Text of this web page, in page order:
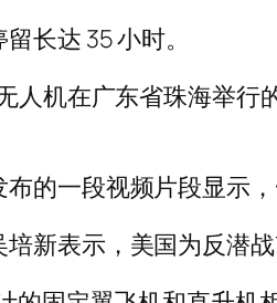
长达 35 小时。
人机在广东省珠海举行
的一段视频片段显示
新表示，美国为反潜